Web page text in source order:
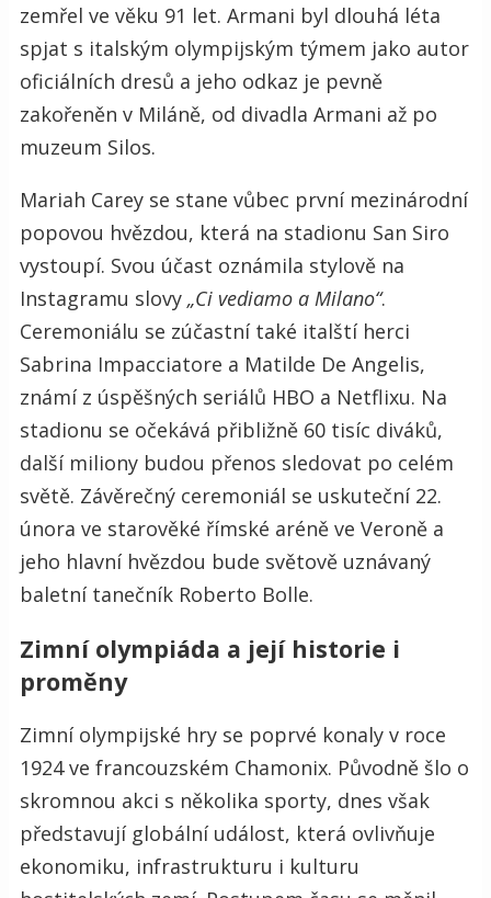
zemřel ve věku 91 let. Armani byl dlouhá léta
spjat s italským olympijským týmem jako autor
oficiálních dresů a jeho odkaz je pevně
zakořeněn v Miláně, od divadla Armani až po
muzeum Silos.
Mariah Carey se stane vůbec první mezinárodní
popovou hvězdou, která na stadionu San Siro
vystoupí. Svou účast oznámila stylově na
Instagramu slovy „Ci vediamo a Milano“.
Ceremoniálu se zúčastní také italští herci
Sabrina Impacciatore a Matilde De Angelis,
známí z úspěšných seriálů HBO a Netflixu. Na
stadionu se očekává přibližně 60 tisíc diváků,
další miliony budou přenos sledovat po celém
světě. Závěrečný ceremoniál se uskuteční 22.
února ve starověké římské aréně ve Veroně a
jeho hlavní hvězdou bude světově uznávaný
baletní tanečník Roberto Bolle.
Zimní olympiáda a její historie i
proměny
Zimní olympijské hry se poprvé konaly v roce
1924 ve francouzském Chamonix. Původně šlo o
skromnou akci s několika sporty, dnes však
představují globální událost, která ovlivňuje
ekonomiku, infrastrukturu i kulturu